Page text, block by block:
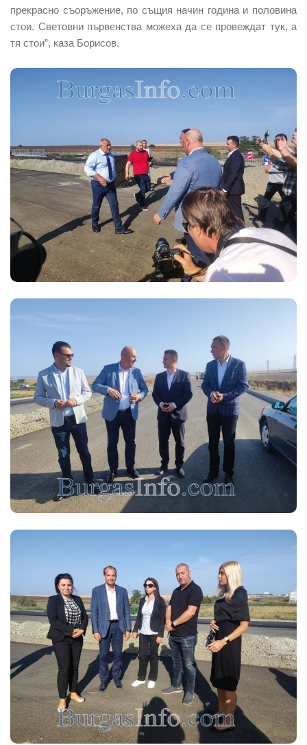
прекрасно съоръжение, по същия начин година и половина
стои. Световни първенства можеха да се провеждат тук, а
тя стои”, каза Борисов.